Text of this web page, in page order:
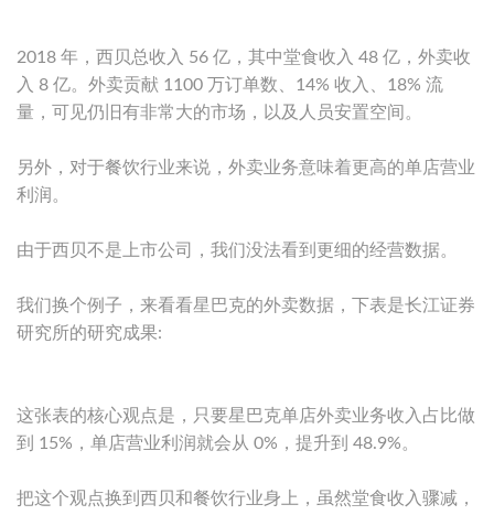
2018 年，西贝总收入 56 亿，其中堂食收入 48 亿，外卖收
入 8 亿。外卖贡献 1100 万订单数、14% 收入、18% 流
量，可见仍旧有非常大的市场，以及人员安置空间。
另外，对于餐饮行业来说，外卖业务意味着更高的单店营业
利润。
由于西贝不是上市公司，我们没法看到更细的经营数据。
我们换个例子，来看看星巴克的外卖数据，下表是长江证券
研究所的研究成果:
这张表的核心观点是，只要星巴克单店外卖业务收入占比做
到 15%，单店营业利润就会从 0%，提升到 48.9%。
把这个观点换到西贝和餐饮行业身上，虽然堂食收入骤减，